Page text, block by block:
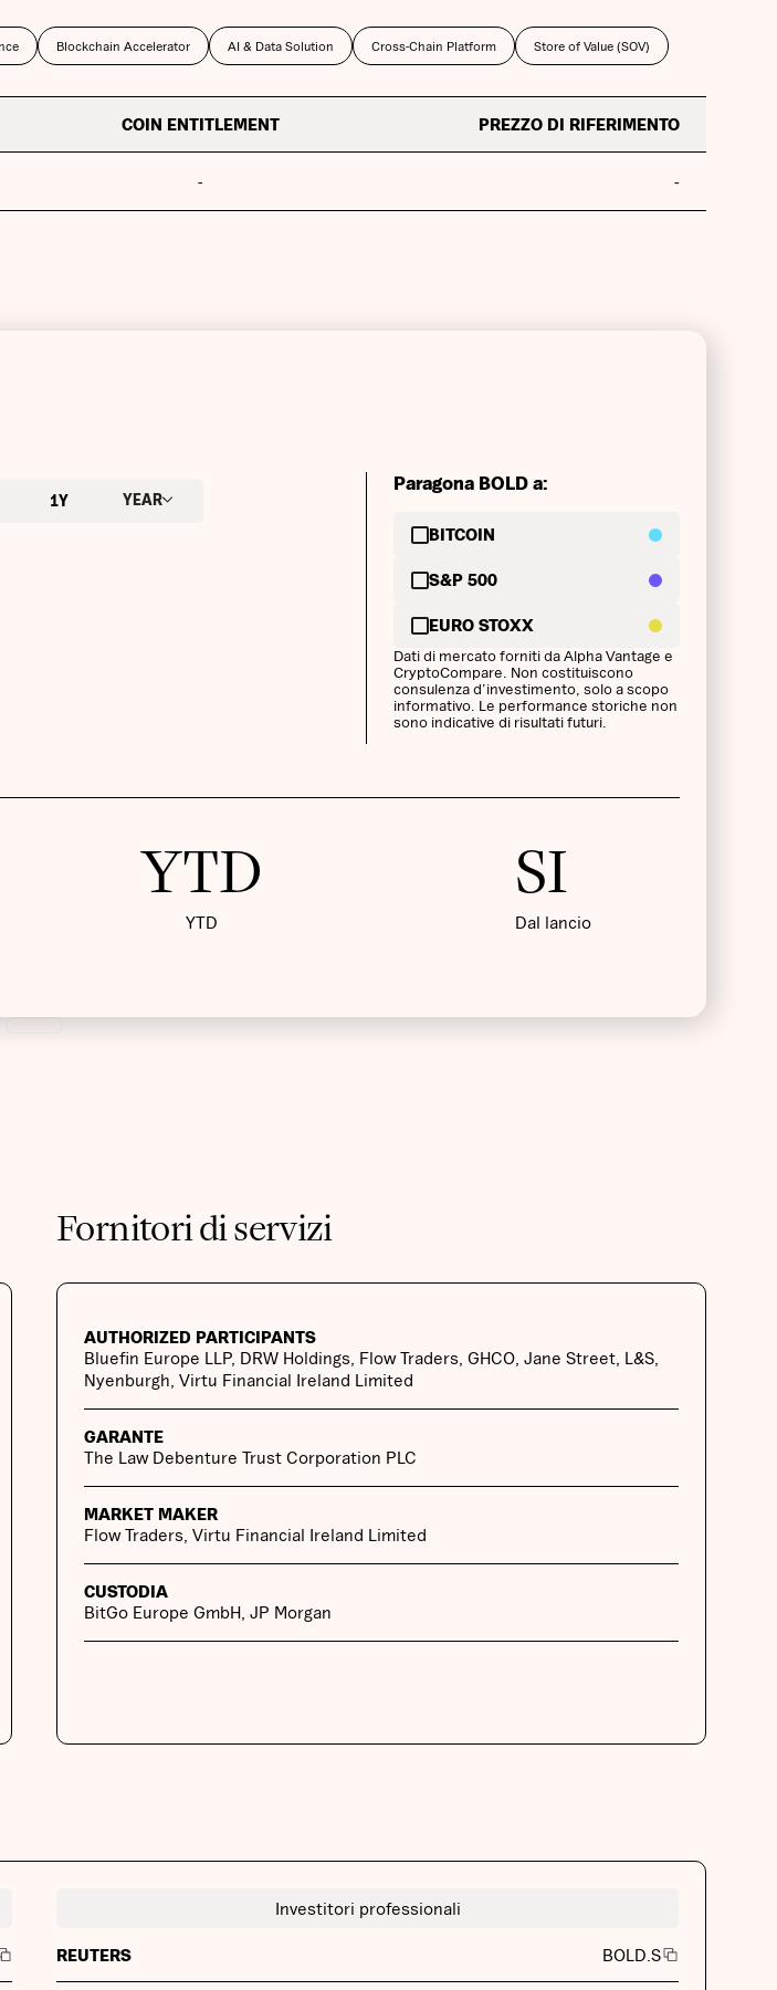
Blockchain Accelerator AI & Data Solution Cross-Chain Platform Store of Value (SOV)
COIN ENTITLEMENT PREZZO DI RIFERIMENTO
- -
1Y YEAR
Paragona BOLD a:
BITCOIN
S&P 500
EURO STOXX
Dati di mercato forniti da Alpha Vantage e
CryptoCompare. Non costituiscono
consulenza d’investimento, solo a scopo
informativo. Le performance storiche non
sono indicative di risultati futuri.
YTD
YTD
SI
Dal lancio
Fornitori di servizi
AUTHORIZED PARTICIPANTS
Bluefin Europe LLP, DRW Holdings, Flow Traders, GHCO, Jane Street, L&S,
Nyenburgh, Virtu Financial Ireland Limited
GARANTE
The Law Debenture Trust Corporation PLC
MARKET MAKER
Flow Traders, Virtu Financial Ireland Limited
CUSTODIA
BitGo Europe GmbH, JP Morgan
Investitori professionali
REUTERS BOLD.S